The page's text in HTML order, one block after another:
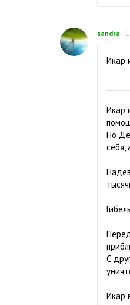
sandra
Икар
Икар
Но
себя,
С
Икар